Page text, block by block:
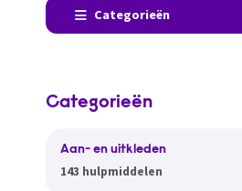
Categorieën
Categorieën
Aan- en uitkleden
143 hulpmiddelen